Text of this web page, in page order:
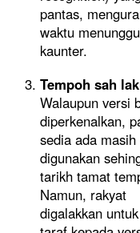
pantas,
waktu
kaunter.
Tempoh sah
Walaupun versi
diperkenalkan,
sedia ada masih
digunakan
tarikh tamat
Namun, rakyat
digalakkan